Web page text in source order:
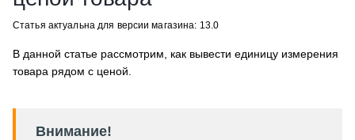
Статья актуальна для версии магазина: 13.0
В данной статье рассмотрим, как вывести единицу измерения
товара рядом с ценой.
Внимание!